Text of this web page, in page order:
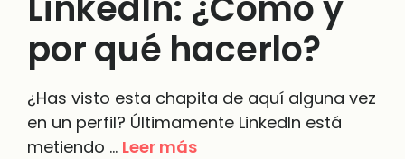
por qué hacerlo?
¿Has visto esta chapita de aquí alguna vez
en un perfil? Últimamente LinkedIn está
metiendo … Leer más